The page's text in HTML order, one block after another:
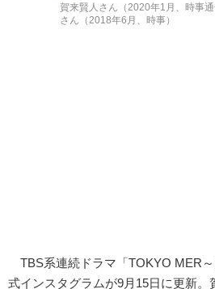
賀来賢人さん（2020年1月、時事
さん（2018年6月、時事）
TBS系連続ドラマ「TOKYO MER
式インスタグラムが9月15日に更新。